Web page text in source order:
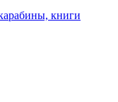
книги